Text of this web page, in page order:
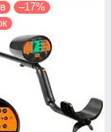
–17%